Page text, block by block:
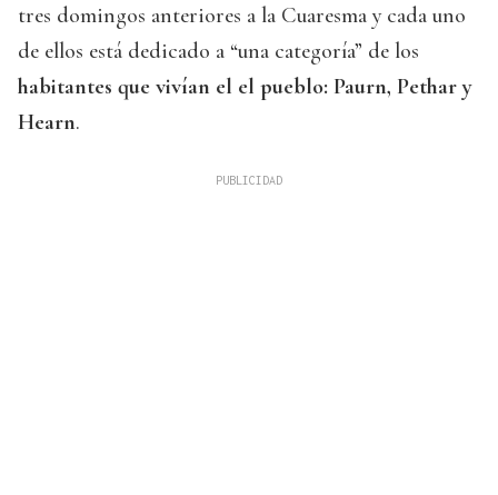
tres domingos anteriores a la Cuaresma y cada uno
de ellos está dedicado a “una categoría” de los
habitantes que vivían el el pueblo: Paurn, Pethar y
Hearn.